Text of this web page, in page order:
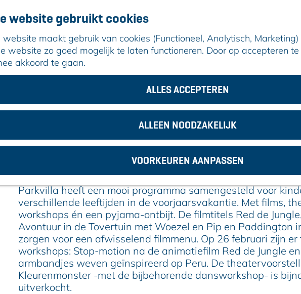
website gebruikt cookies
website maakt gebruik van cookies (Functioneel, Analytisch,
website zo goed mogelijk te laten functioneren. Door op accepteren
akkoord te gaan.
ALLES ACCEPTEREN
ALLEEN NOODZAKELIJK
VOORKEUREN AANPASSEN
en theater in voorjaarsvakantie
17 februari 2025 | | |
KINDERFILMS, WORKSHOPS EN
VOORJAARSVAKANTIE
Parkvilla heeft een mooi programma samengesteld voor
verschillende leeftijden in de voorjaarsvakantie. Met films,
workshops én een pyjama-ontbijt. De filmtitels Red de
Avontuur in de Tovertuin met Woezel en Pip en Paddington
zorgen voor een afwisselend filmmenu. Op 26 februari zijn
workshops: Stop-motion na de animatiefilm Red de Jungle en
armbandjes weven geïnspireerd op Peru. De
Kleurenmonster -met de bijbehorende dansworkshop- is
uitverkocht.